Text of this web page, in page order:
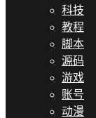
科技
教程
脚本
源码
游戏
账号
动漫